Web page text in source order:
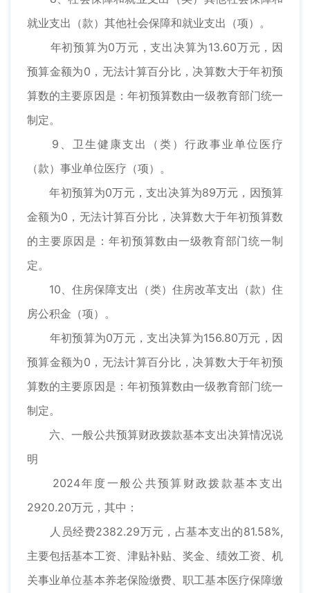
就业支出（款）其他社会保障和就业支出（项）。
年初预算为0万元，支出决算为13.60万元，因
预算金额为0，无法计算百分比，决算数大于年初预
算数的主要原因是：年初预算数由一级教育部门统一
制定。
9、卫生健康支出（类）行政事业单位医疗
（款）事业单位医疗（项）。
年初预算为0万元，支出决算为89万元，因预算
金额为0，无法计算百分比，决算数大于年初预算数
的主要原因是：年初预算数由一级教育部门统一制
定。
10、住房保障支出（类）住房改革支出（款）住
房公积金（项）。
年初预算为0万元，支出决算为156.80万元，因
预算金额为0，无法计算百分比，决算数大于年初预
算数的主要原因是：年初预算数由一级教育部门统一
制定。
六、一般公共预算财政拨款基本支出决算情况说
明
2024年度一般公共预算财政拨款基本支出
2920.20万元，其中：
人员经费2382.29万元，占基本支出的81.58%,
主要包括基本工资、津贴补贴、奖金、绩效工资、机
关事业单位基本养老保险缴费、职工基本医疗保障缴